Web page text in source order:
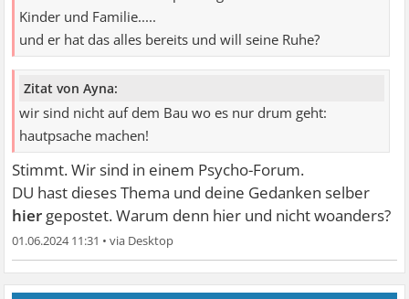
Kinder und Familie.....
und er hat das alles bereits und will seine Ruhe?
Zitat von Ayna:
wir sind nicht auf dem Bau wo es nur drum geht:
hautpsache machen!
Stimmt. Wir sind in einem Psycho-Forum.
DU hast dieses Thema und deine Gedanken selber
hier gepostet. Warum denn hier und nicht woanders?
01.06.2024 11:31 •